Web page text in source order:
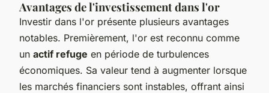
Avantages de l'investissement dans l'or
Investir dans l'or présente plusieurs avantages
notables. Premièrement, l'or est reconnu comme
un actif refuge en période de turbulences
économiques. Sa valeur tend à augmenter lorsque
les marchés financiers sont instables, offrant ainsi